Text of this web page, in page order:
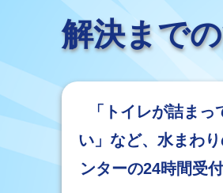
解決まで
「トイレが詰ま
い」など、水まわ
ンターの24時間受